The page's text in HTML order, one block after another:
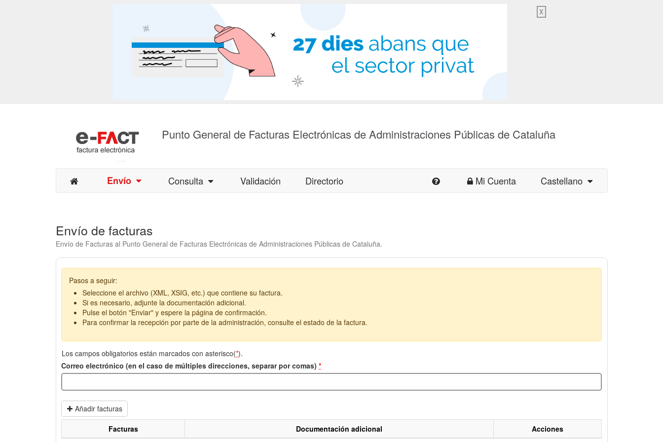
X
Punto General de Facturas Electrónicas de Administraciones Públicas de Cataluña
Envío Consulta Validación Directorio Mi Cuenta Castellano
Envío de facturas
Envío de Facturas al Punto General de Facturas Electrónicas de Administraciones Públicas de Cataluña.
Pasos a seguir:
Seleccione el archivo (XML, XSIG, etc.) que contiene su factura.
Si es necesario, adjunte la documentación adicional.
Pulse el botón "Enviar" y espere la página de confirmación.
Para confirmar la recepción por parte de la administración, consulte el estado de la factura.
Los campos obligatorios están marcados con asterisco(*).
Correo electrónico (en el caso de múltiples direcciones, separar por comas) *
Añadir facturas
Facturas Documentación adicional Acciones